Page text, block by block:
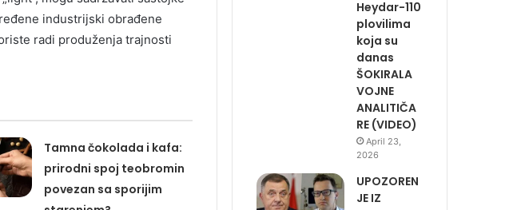
industrijski obrađene
radi produženja trajnosti
Tamna čokolada i kafa:
prirodni spoj teobromin
povezan sa sporijim
Heydar-110
plovilima
koja su
danas
ŠOKIRALA
VOJNE
ANALITIČA
RE (VIDEO)
April 23,
2026
UPOZOREN
JE IZ